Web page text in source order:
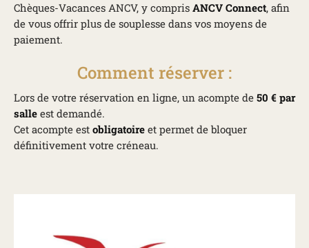
Chèques-Vacances ANCV, y compris ANCV Connect, afin
de vous offrir plus de souplesse dans vos moyens de
paiement.
Comment réserver :
Lors de votre réservation en ligne, un acompte de 50 € par
salle est demandé.
Cet acompte est obligatoire et permet de bloquer
définitivement votre créneau.